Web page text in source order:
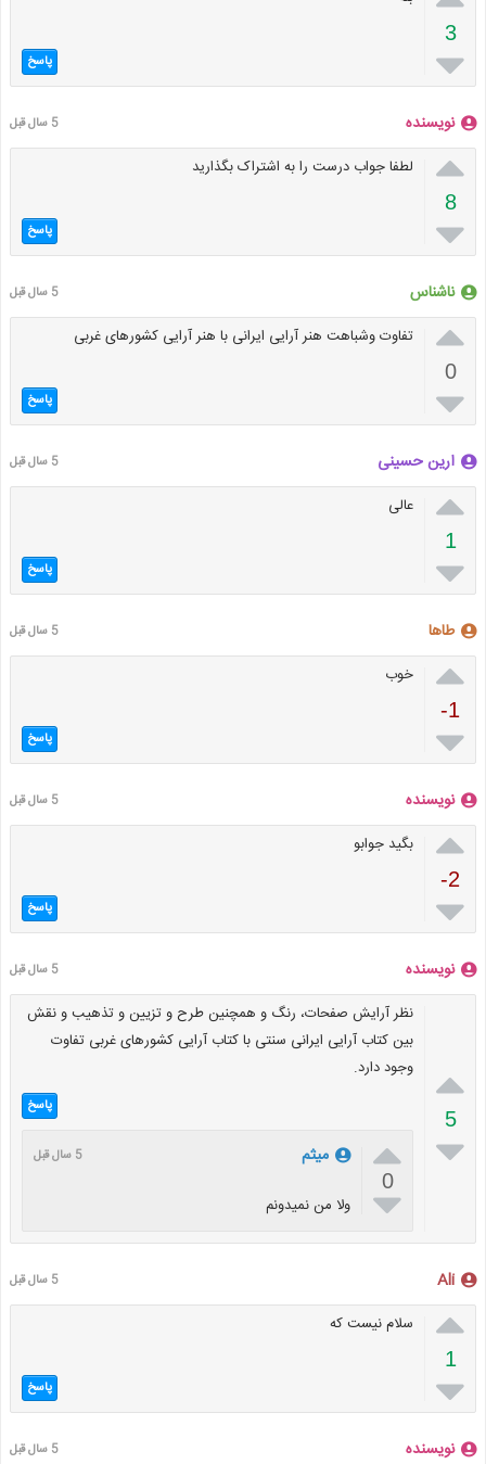
3
 پاسخ
نویسنده 5 سال قبل

8

لطفا جواب درست را به اشتراک بگذارید
پاسخ
ناشناس 5 سال قبل

0

تفاوت وشباهت هنر آرایی ایرانی با هنر آرایی کشورهای غربی
پاسخ
ارین حسینی 5 سال قبل

1

عالی
پاسخ
طاها 5 سال قبل

-1

خوب
پاسخ
نویسنده 5 سال قبل

-2

بگید جوابو
پاسخ
نویسنده 5 سال قبل

5

نظر آرایش صفحات، رنگ و همچنین طرح و تزیین و تذهیب و نقش
بین کتاب آرایی ایرانی سنتی با کتاب آرایی کشورهای غربی تفاوت
وجود دارد.
پاسخ

0

میثم 5 سال قبل
ولا من نمیدونم
Ali 5 سال قبل

1

سلام نيست که
پاسخ
نویسنده 5 سال قبل